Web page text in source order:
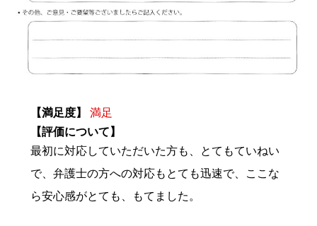
【満足度】
満足
【評価について】
最初に対応していただいた方も、とてもていねい
で、弁護士の方への対応もとても迅速で、ここな
ら安心感がとても、もてました。